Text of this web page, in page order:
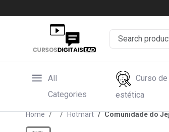
All
Categories
Curso de
estética
Home Hotmart Comunidade do